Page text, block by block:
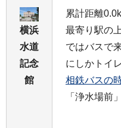
横浜
水道
記念
館
累計距離
最寄り駅の
ではバスで
にしかトイ
相鉄バスの
「浄水場前